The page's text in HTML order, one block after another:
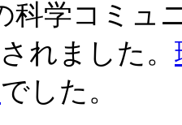
科学コミ
れました。
でした。